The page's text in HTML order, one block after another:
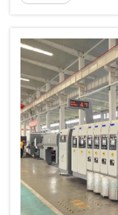
하거나, 부족한 기